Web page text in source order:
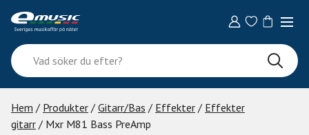
content
Vad
söker
du
efter?
Hem / Produkter / Gitarr/Bas / Effekter / Effekter
gitarr / Mxr M81 Bass PreAmp